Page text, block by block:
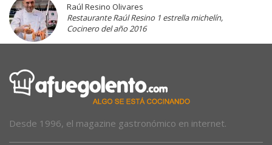
Raúl Resino Olivares
Restaurante Raúl Resino 1 estrella michelín,
Cocinero del año 2016
Desde 1996, el magazine gastronómico en internet.